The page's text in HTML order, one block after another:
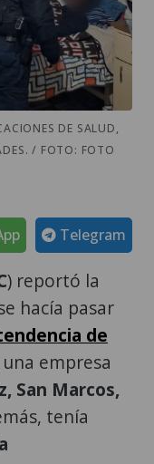
DE SALUD,
/ FOTO: FOTO
Telegram
) reportó la
hacía pasar
de
empresa
San Marcos,
tenía